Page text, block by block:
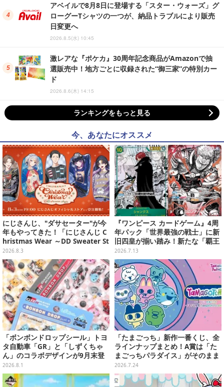
アベイルで8月8日に登場する「スター・ウォーズ」グ
ローグーTシャツの一つが、納品トラブルにより販売
日変更へ
2026.8.5(水) 10:45
激レアな『ポケカ』30周年記念商品がAmazonで抽
選販売中！地方ごとに収録された“御三家”の特別カー
ド
2026.8.6(木) 14:15
ランキングをもっと見る
今、あなたにオススメ
にじさんじ、"ダサセーター"が今
年もやってきた！「にじさんじ C
hristmas Wear ～DD Sweater St
yle～」グッズが受注販売へ―狂
蘭メロコも「何からツッコめばい
い」と困惑
2026.8.3
『ワンピース カードゲーム』4周
年パック「世界最強の戦士」に新
旧四皇が揃い踏み！新たな「覇王
色SP」のゾロ、ヤマトなど28枚も
の新カード一挙公開
2026.7.13
「ボンボンドロップシール」トヨ
タ自動車「GR」と「しずくちゃ
ん」のコラボデザインが9月末登
場！くま吉らも描かれた全4柄
2026.8.1
「たまごっち」新作一番くじ、全
ラインナップまとめ！A賞は「た
まごっちパラダイス」がそのまま
ビッグサイズになったアラームク
ロック
2026.7.24